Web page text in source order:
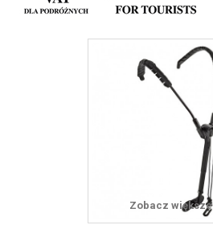
Zobacz większe